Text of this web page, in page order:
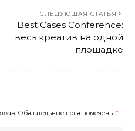
СЛЕДУЮЩАЯ СТАТЬЯ
Best Cases Conference:
весь креатив на одной
площадке
Обязательные поля помечены *